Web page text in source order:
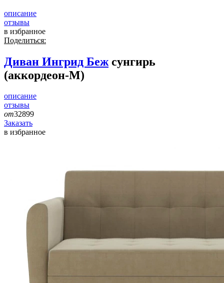
описание
отзывы
в избранное
Поделиться:
Диван Ингрид Беж сунгирь
(аккордеон-М)
описание
отзывы
от32899
Заказать
в избранное